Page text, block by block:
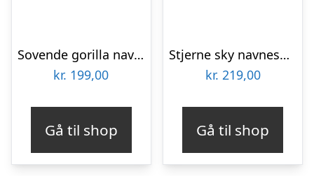
Sovende gorilla navneskilt – træ
kr. 199,00
Gå til shop
Stjerne sky navneskilt – farve
kr. 219,00
Gå til shop